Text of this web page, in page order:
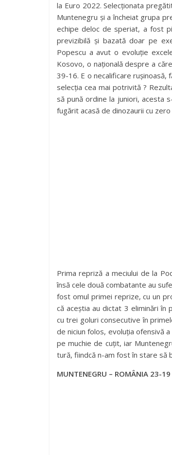
la Euro 2022. Selecționata
Muntenegru și a încheiat grupa
echipe deloc de speriat, a fost
previzibilă și bazată doar pe
Popescu a avut o evoluție
Kosovo, o națională despre a
39-16. E o necalificare
selecția cea mai potrivită ?
să pună ordine la juniori, acesta
fugărit acasă de dinozaurii cu
Prima repriză a meciului de la
însă cele două combatante au
fost omul primei reprize, cu un
că aceștia au dictat 3 eliminări în
cu trei goluri consecutive în
de niciun folos, evoluția ofensivă
pe muchie de cuțit, iar
tură, fiindcă n-am fost în stare să
MUNTENEGRU – ROMÂNIA 23-